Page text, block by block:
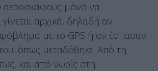
αεροσκάφους μόνο να
γίνεται αρχικά, δηλαδή αν
με το GPS ή αν έσπασαν
όπως μεταδόθηκε. Από τη
και από νωρίς στη